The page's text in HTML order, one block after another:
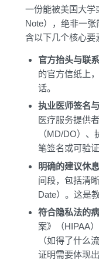
一份能被美国大学
Note），绝非一
含以下几个核心要
官方抬头与联系
的官方信纸上
话。
执业医师签名与
医疗服务提供
（MD/DO）
笔签名或可验
明确的建议休息
间段，包括清
Date）。这是
符合隐私法的病
案》（HIPAA
（如得了什么
证明需要体现